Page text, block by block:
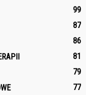
99
87
86
81
79
77